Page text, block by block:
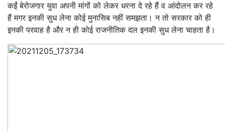
कईं बेरोजगार युवा अपनी मांगों को लेकर धरना दे रहे हैं व आंदोलन कर रहे
हैं मगर इनकी सुध लेना कोई मुनासिब नहीं समझता। न तो सरकार को ही
इनकी परवाह है और न ही कोई राजनीतिक दल इनकी सुध लेना चाहता है।